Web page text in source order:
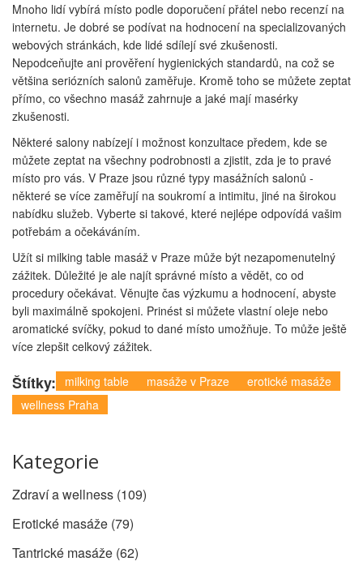
Mnoho lidí vybírá místo podle doporučení přátel nebo recenzí na
internetu. Je dobré se podívat na hodnocení na specializovaných
webových stránkách, kde lidé sdílejí své zkušenosti.
Nepodceňujte ani prověření hygienických standardů, na což se
většina seriózních salonů zaměřuje. Kromě toho se můžete zeptat
přímo, co všechno masáž zahrnuje a jaké mají masérky
zkušenosti.
Některé salony nabízejí i možnost konzultace předem, kde se
můžete zeptat na všechny podrobnosti a zjistit, zda je to pravé
místo pro vás. V Praze jsou různé typy masážních salonů -
některé se více zaměřují na soukromí a intimitu, jiné na širokou
nabídku služeb. Vyberte si takové, které nejlépe odpovídá vašim
potřebám a očekáváním.
Užít si milking table masáž v Praze může být nezapomenutelný
zážitek. Důležité je ale najít správné místo a vědět, co od
procedury očekávat. Věnujte čas výzkumu a hodnocení, abyste
byli maximálně spokojeni. Prinést si můžete vlastní oleje nebo
aromatické svíčky, pokud to dané místo umožňuje. To může ještě
více zlepšit celkový zážitek.
Štítky: milking table masáže v Praze
erotické masáže
wellness Praha
Kategorie
Zdraví a wellness (109)
Erotické masáže (79)
Tantrické masáže (62)